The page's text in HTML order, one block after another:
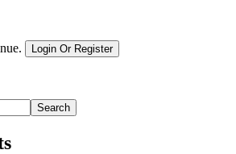
Login Or Register
Search